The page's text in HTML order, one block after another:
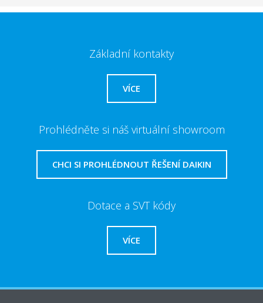
Základní kontakty
VÍCE
Prohlédněte si náš virtuální showroom
CHCI SI PROHLÉDNOUT ŘEŠENÍ DAIKIN
Dotace a SVT kódy
VÍCE